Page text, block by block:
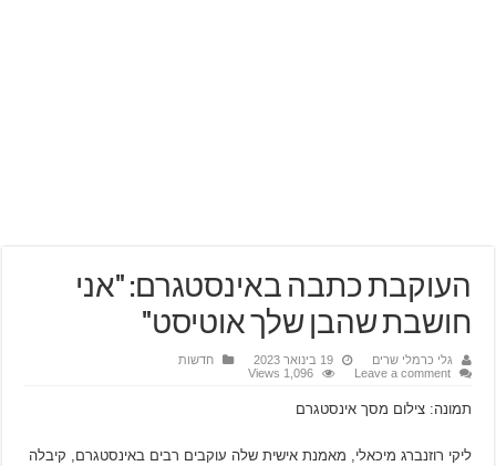
העוקבת כתבה באינסטגרם: "אני
חושבת שהבן שלך אוטיסט"
גלי כרמלי שרים 19 בינואר 2023
חדשות
Leave a comment
1,096 Views
תמונה: צילום מסך אינסטגרם
ליקי רוזנברג מיכאלי, מאמנת אישית שלה עוקבים רבים באינסטגרם, קיבלה